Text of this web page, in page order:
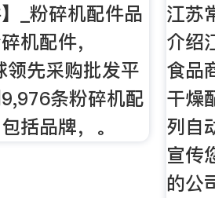
】_粉碎机配件品
机配件，
先采购批发平
条粉碎机配
括品牌，。
江苏
介绍
食品
干燥
列自
宣传
的公